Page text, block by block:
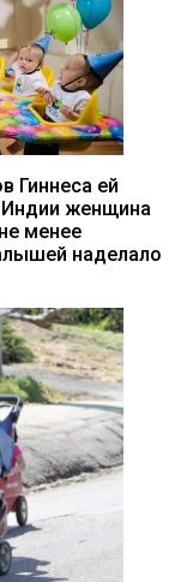
Гиннеса ей
Индии женщина
менее
наделало